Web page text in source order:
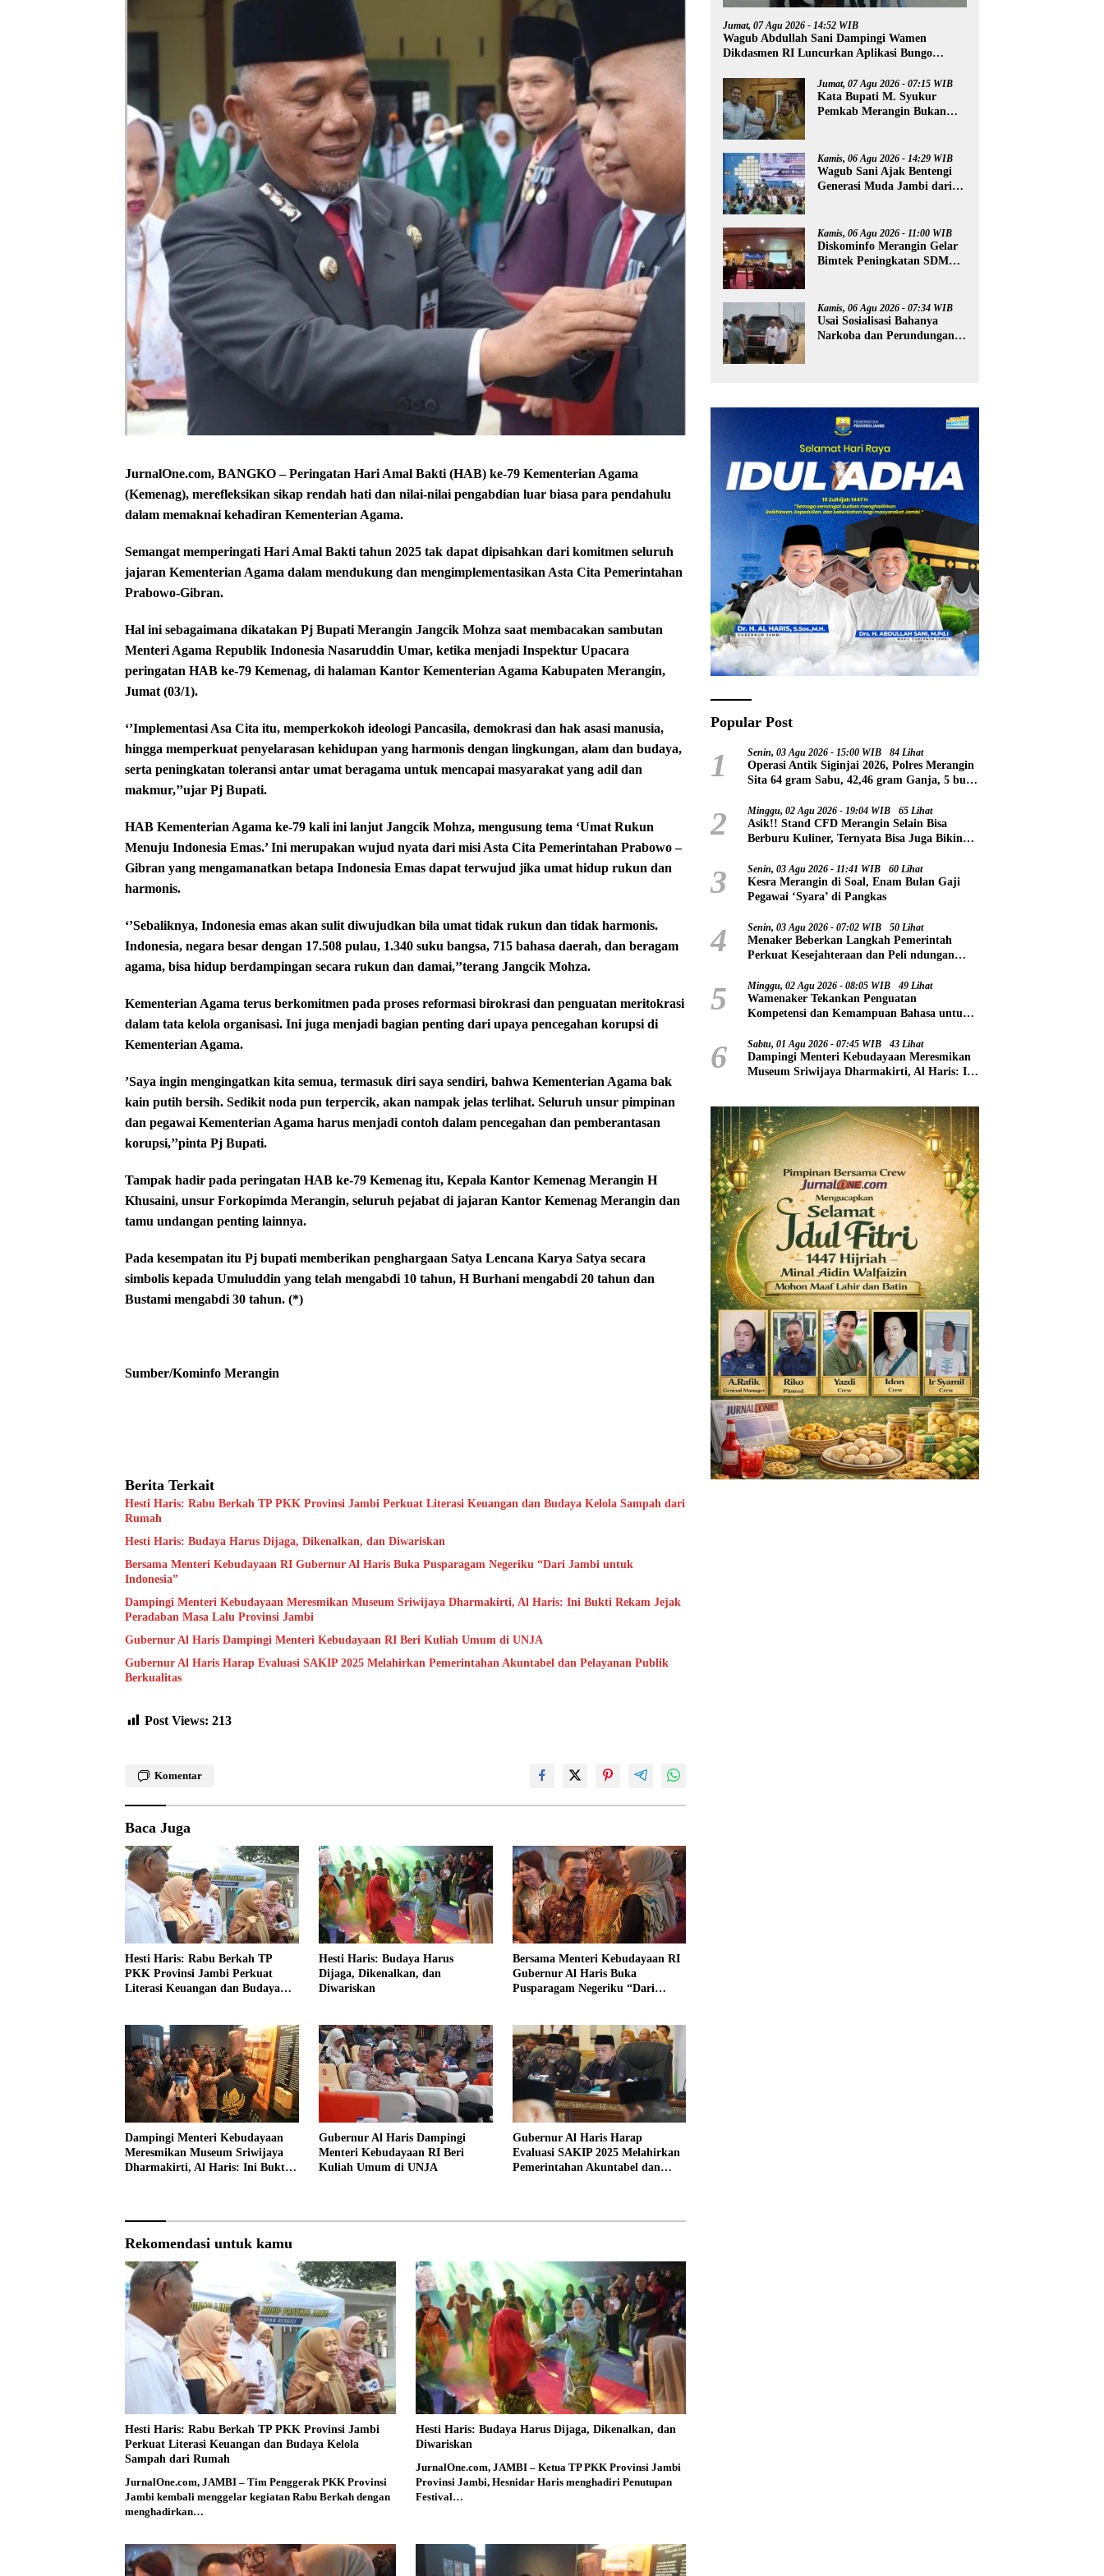
JurnalOne.com, BANGKO – Peringatan Hari Amal Bakti (HAB) ke-79 Kementerian Agama
(Kemenag), merefleksikan sikap rendah hati dan nilai-nilai pengabdian luar biasa para pendahulu
dalam memaknai kehadiran Kementerian Agama.
Semangat memperingati Hari Amal Bakti tahun 2025 tak dapat dipisahkan dari komitmen seluruh
jajaran Kementerian Agama dalam mendukung dan mengimplementasikan Asta Cita Pemerintahan
Prabowo-Gibran.
Hal ini sebagaimana dikatakan Pj Bupati Merangin Jangcik Mohza saat membacakan sambutan
Menteri Agama Republik Indonesia Nasaruddin Umar, ketika menjadi Inspektur Upacara
peringatan HAB ke-79 Kemenag, di halaman Kantor Kementerian Agama Kabupaten Merangin,
Jumat (03/1).
‘’Implementasi Asa Cita itu, memperkokoh ideologi Pancasila, demokrasi dan hak asasi manusia,
hingga memperkuat penyelarasan kehidupan yang harmonis dengan lingkungan, alam dan budaya,
serta peningkatan toleransi antar umat beragama untuk mencapai masyarakat yang adil dan
makmur,’’ujar Pj Bupati.
HAB Kementerian Agama ke-79 kali ini lanjut Jangcik Mohza, mengusung tema ‘Umat Rukun
Menuju Indonesia Emas.’ Ini merupakan wujud nyata dari misi Asta Cita Pemerintahan Prabowo –
Gibran yang mengamanatkan betapa Indonesia Emas dapat terwujud jika umat hidup rukun dan
harmonis.
‘’Sebaliknya, Indonesia emas akan sulit diwujudkan bila umat tidak rukun dan tidak harmonis.
Indonesia, negara besar dengan 17.508 pulau, 1.340 suku bangsa, 715 bahasa daerah, dan beragam
agama, bisa hidup berdampingan secara rukun dan damai,’’terang Jangcik Mohza.
Kementerian Agama terus berkomitmen pada proses reformasi birokrasi dan penguatan meritokrasi
dalam tata kelola organisasi. Ini juga menjadi bagian penting dari upaya pencegahan korupsi di
Kementerian Agama.
’Saya ingin mengingatkan kita semua, termasuk diri saya sendiri, bahwa Kementerian Agama bak
kain putih bersih. Sedikit noda pun terpercik, akan nampak jelas terlihat. Seluruh unsur pimpinan
dan pegawai Kementerian Agama harus menjadi contoh dalam pencegahan dan pemberantasan
korupsi,’’pinta Pj Bupati.
Tampak hadir pada peringatan HAB ke-79 Kemenag itu, Kepala Kantor Kemenag Merangin H
Khusaini, unsur Forkopimda Merangin, seluruh pejabat di jajaran Kantor Kemenag Merangin dan
tamu undangan penting lainnya.
Pada kesempatan itu Pj bupati memberikan penghargaan Satya Lencana Karya Satya secara
simbolis kepada Umuluddin yang telah mengabdi 10 tahun, H Burhani mengabdi 20 tahun dan
Bustami mengabdi 30 tahun. (*)
Sumber/Kominfo Merangin
Berita Terkait
Hesti Haris: Rabu Berkah TP PKK Provinsi Jambi Perkuat Literasi Keuangan dan Budaya Kelola Sampah dari
Rumah
Hesti Haris: Budaya Harus Dijaga, Dikenalkan, dan Diwariskan
Bersama Menteri Kebudayaan RI Gubernur Al Haris Buka Pusparagam Negeriku “Dari Jambi untuk
Indonesia”
Dampingi Menteri Kebudayaan Meresmikan Museum Sriwijaya Dharmakirti, Al Haris: Ini Bukti Rekam Jejak
Peradaban Masa Lalu Provinsi Jambi
Gubernur Al Haris Dampingi Menteri Kebudayaan RI Beri Kuliah Umum di UNJA
Gubernur Al Haris Harap Evaluasi SAKIP 2025 Melahirkan Pemerintahan Akuntabel dan Pelayanan Publik
Berkualitas
Post Views: 213
Komentar
Baca Juga
Hesti Haris: Rabu Berkah TP
PKK Provinsi Jambi Perkuat
Literasi Keuangan dan Budaya
Hesti Haris: Budaya Harus
Dijaga, Dikenalkan, dan
Diwariskan
Bersama Menteri Kebudayaan RI
Gubernur Al Haris Buka
Pusparagam Negeriku “Dari
Dampingi Menteri Kebudayaan
Meresmikan Museum Sriwijaya
Dharmakirti, Al Haris: Ini Bukti
Gubernur Al Haris Dampingi
Menteri Kebudayaan RI Beri
Kuliah Umum di UNJA
Gubernur Al Haris Harap
Evaluasi SAKIP 2025 Melahirkan
Pemerintahan Akuntabel dan
Rekomendasi untuk kamu
Hesti Haris: Rabu Berkah TP PKK Provinsi Jambi
Perkuat Literasi Keuangan dan Budaya Kelola
Sampah dari Rumah
JurnalOne.com, JAMBI – Tim Penggerak PKK Provinsi
Jambi kembali menggelar kegiatan Rabu Berkah dengan
menghadirkan…
Hesti Haris: Budaya Harus Dijaga, Dikenalkan, dan
Diwariskan
JurnalOne.com, JAMBI – Ketua TP PKK Provinsi Jambi
Provinsi Jambi, Hesnidar Haris menghadiri Penutupan
Festival…
Jumat, 07 Agu 2026 - 14:52 WIB
Wagub Abdullah Sani Dampingi Wamen
Dikdasmen RI Luncurkan Aplikasi Bungo
Jumat, 07 Agu 2026 - 07:15 WIB
Kata Bupati M. Syukur
Pemkab Merangin Bukan
Kamis, 06 Agu 2026 - 14:29 WIB
Wagub Sani Ajak Bentengi
Generasi Muda Jambi dari
Kamis, 06 Agu 2026 - 11:00 WIB
Diskominfo Merangin Gelar
Bimtek Peningkatan SDM
Kamis, 06 Agu 2026 - 07:34 WIB
Usai Sosialisasi Bahanya
Narkoba dan Perundungan,
Popular Post
1 Senin, 03 Agu 2026 - 15:00 WIB 84 Lihat
Operasi Antik Siginjai 2026, Polres Merangin
Sita 64 gram Sabu, 42,46 gram Ganja, 5 butir
2 Minggu, 02 Agu 2026 - 19:04 WIB 65 Lihat
Asik!! Stand CFD Merangin Selain Bisa
Berburu Kuliner, Ternyata Bisa Juga Bikin
3 Senin, 03 Agu 2026 - 11:41 WIB 60 Lihat
Kesra Merangin di Soal, Enam Bulan Gaji
Pegawai ‘Syara’ di Pangkas
4 Senin, 03 Agu 2026 - 07:02 WIB 50 Lihat
Menaker Beberkan Langkah Pemerintah
Perkuat Kesejahteraan dan Peli ndungan
5 Minggu, 02 Agu 2026 - 08:05 WIB 49 Lihat
Wamenaker Tekankan Penguatan
Kompetensi dan Kemampuan Bahasa untuk
6 Sabtu, 01 Agu 2026 - 07:45 WIB 43 Lihat
Dampingi Menteri Kebudayaan Meresmikan
Museum Sriwijaya Dharmakirti, Al Haris: Ini